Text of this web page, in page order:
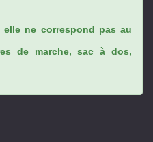
elle ne correspond pas au
de marche, sac à dos,